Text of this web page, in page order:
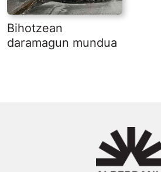
Bihotzean
daramagun mundua